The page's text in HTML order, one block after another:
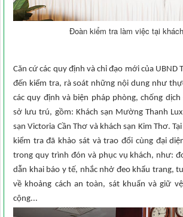
Đoàn kiểm tra làm việc tại
Căn cứ các quy định và chỉ đạo mới của UBND
đến kiểm tra, rà soát những nội dung như
các quy định và biện pháp phòng, chống
sở lưu trú, gồm: Khách sạn Mường Thanh
sạn Victoria Cần Thơ và khách sạn Kim Thơ.
kiểm tra đã khảo sát và trao đổi cùng đại
trong quy trình đón và phục vụ khách, như:
dẫn khai báo y tế, nhắc nhở đeo khẩu trang,
về khoảng cách an toàn, sát khuẩn và giữ
cộng...